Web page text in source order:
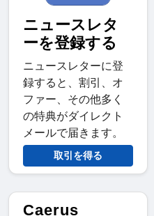
ニュースレタ
ーを登録する
ニュースレターに登
録すると、割引、オ
ファー、その他多く
の特典がダイレクト
メールで届きます。
取引を得る
Caerus